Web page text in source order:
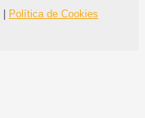
Política de Cookies